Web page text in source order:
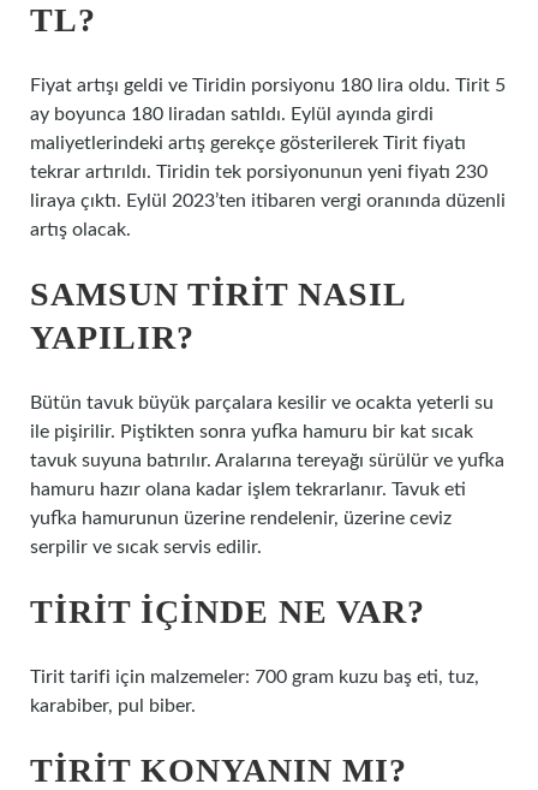
TL?
Fiyat artışı geldi ve Tiridin porsiyonu 180 lira oldu. Tirit 5
ay boyunca 180 liradan satıldı. Eylül ayında girdi
maliyetlerindeki artış gerekçe gösterilerek Tirit fiyatı
tekrar artırıldı. Tiridin tek porsiyonunun yeni fiyatı 230
liraya çıktı. Eylül 2023’ten itibaren vergi oranında düzenli
artış olacak.
SAMSUN TIRIT NASIL
YAPILIR?
Bütün tavuk büyük parçalara kesilir ve ocakta yeterli su
ile pişirilir. Piştikten sonra yufka hamuru bir kat sıcak
tavuk suyuna batırılır. Aralarına tereyağı sürülür ve yufka
hamuru hazır olana kadar işlem tekrarlanır. Tavuk eti
yufka hamurunun üzerine rendelenir, üzerine ceviz
serpilir ve sıcak servis edilir.
TIRIT IÇINDE NE VAR?
Tirit tarifi için malzemeler: 700 gram kuzu baş eti, tuz,
karabiber, pul biber.
TIRIT KONYANIN MI?